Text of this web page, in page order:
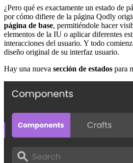
¿Pero qué es exactamente un estado de
por cómo difiere de la página Qodly
página de base, permitiéndole hacer
elementos de la IU o aplicar diferentes
interacciones del usuario. Y todo
diseño original de su interfaz usuario.
Hay una nueva sección de estados para